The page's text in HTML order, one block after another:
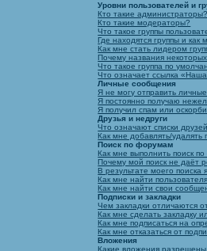
Уровни пользователей и
Кто такие администраторы?
Кто такие модераторы?
Что такое группы
Где находятся группы и как
Как мне стать лидером
Почему названия
Что такое группа по
Что означает ссылка
Личные сообщения
Я не могу отправить
Я постоянно получаю
Я получил спам или
Друзья и недруги
Что означают списки
Как мне добавлять/удалять
Поиск по форумам
Как мне выполнить поиск
Почему мой поиск не даёт
В результате моего поиска
Как мне найти
Как мне найти свои
Подписки и закладки
Чем закладки отличаются
Как мне сделать закладку
Как мне подписаться на
Как мне отказаться от
Вложения
Какие вложения